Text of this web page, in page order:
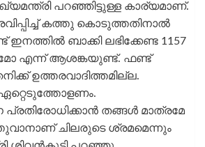
പറഞ്ഞിട്ടുള്ള കാര്യമാണ്.
കത്തു കൊടുത്തതിനാല്‍
ബാക്കി ലഭിക്കേണ്ട 1157
എന്ന് ആശങ്കയുണ്ട്. ഫണ്ട്
ഉത്തരവാദിത്തമില്ല.
തങ്ങള്‍ മാത്രമേ
ചിലരുടെ ശ്രമമെന്നും